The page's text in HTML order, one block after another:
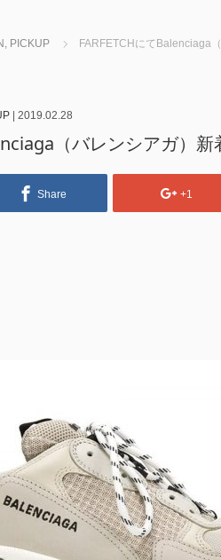
, PICKUP FARFETCHにてBalenciaga
| 2019.02.28
（バレンシアガ）
Share +1